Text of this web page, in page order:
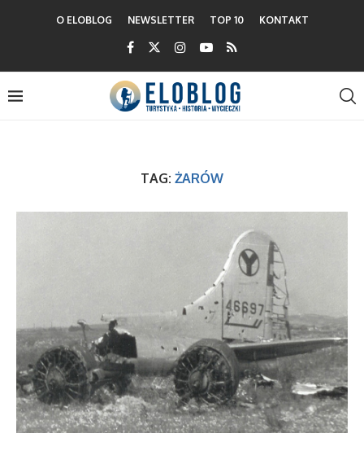
O ELOBLOG NEWSLETTER TOP 10 KONTAKT
TAG: ŻARÓW